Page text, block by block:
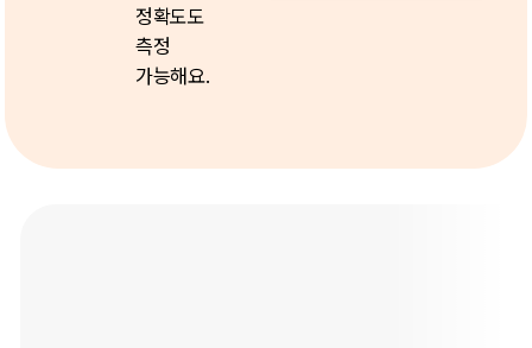
정확도도
측정
가능해요.